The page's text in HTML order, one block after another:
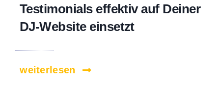
Testimonials effektiv auf Deiner
DJ-Website einsetzt
weiterlesen